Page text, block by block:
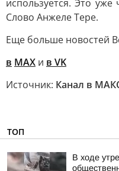
используется. Это уже
Слово Анжеле Тере.
Еще больше новостей
в MAX и в VK
Источник: Канал в
ТОП
В ходе